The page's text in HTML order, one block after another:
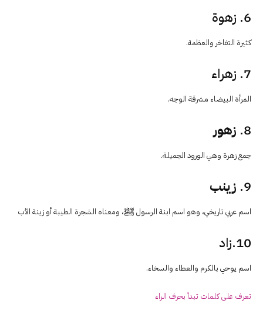
6. زهوة
كثيرة التفاخر والعظمة.
7. زهراء
المرأة البيضاء مشرقة الوجه.
8. زهور
جمع زهرة وهي الورود الجميلة.
9. زينب
اسم عربي تاريخي، وهو اسم ابنة الرسول ﷺ، ومعناه الشجرة الطيبة أو زينة الأب
10.زاد
اسم يوحي بالكرم والعطاء والسخاء.
تعرف على كلمات تبدأ بحرف الراء